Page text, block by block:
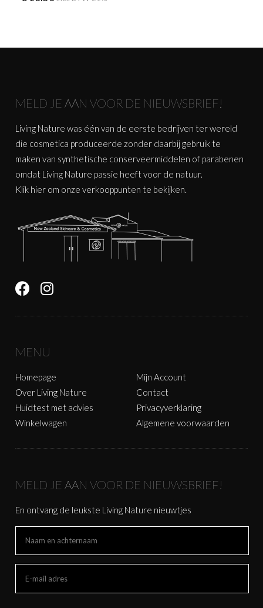
MELD JE AAN VOOR DE NIEUWSBRIEF!
Living Nature was één van de eerste bedrijven ter wereld
die cosmetica produceerde zonder daarbij gebruik te
maken van synthetische conserveermiddelen of parabenen
omdat Living Nature passie heeft voor de natuur.
Klik hier om onze verkooppunten te bekijken.
MENU
Homepage
Over Living Nature
Huidtest met advies
Winkelwagen
Mijn Account
Contact
Privacyverklaring
Algemene voorwaarden
MELD JE AAN VOOR DE NIEUWSBRIEF!
En ontvang de leukste Living Nature nieuwtjes